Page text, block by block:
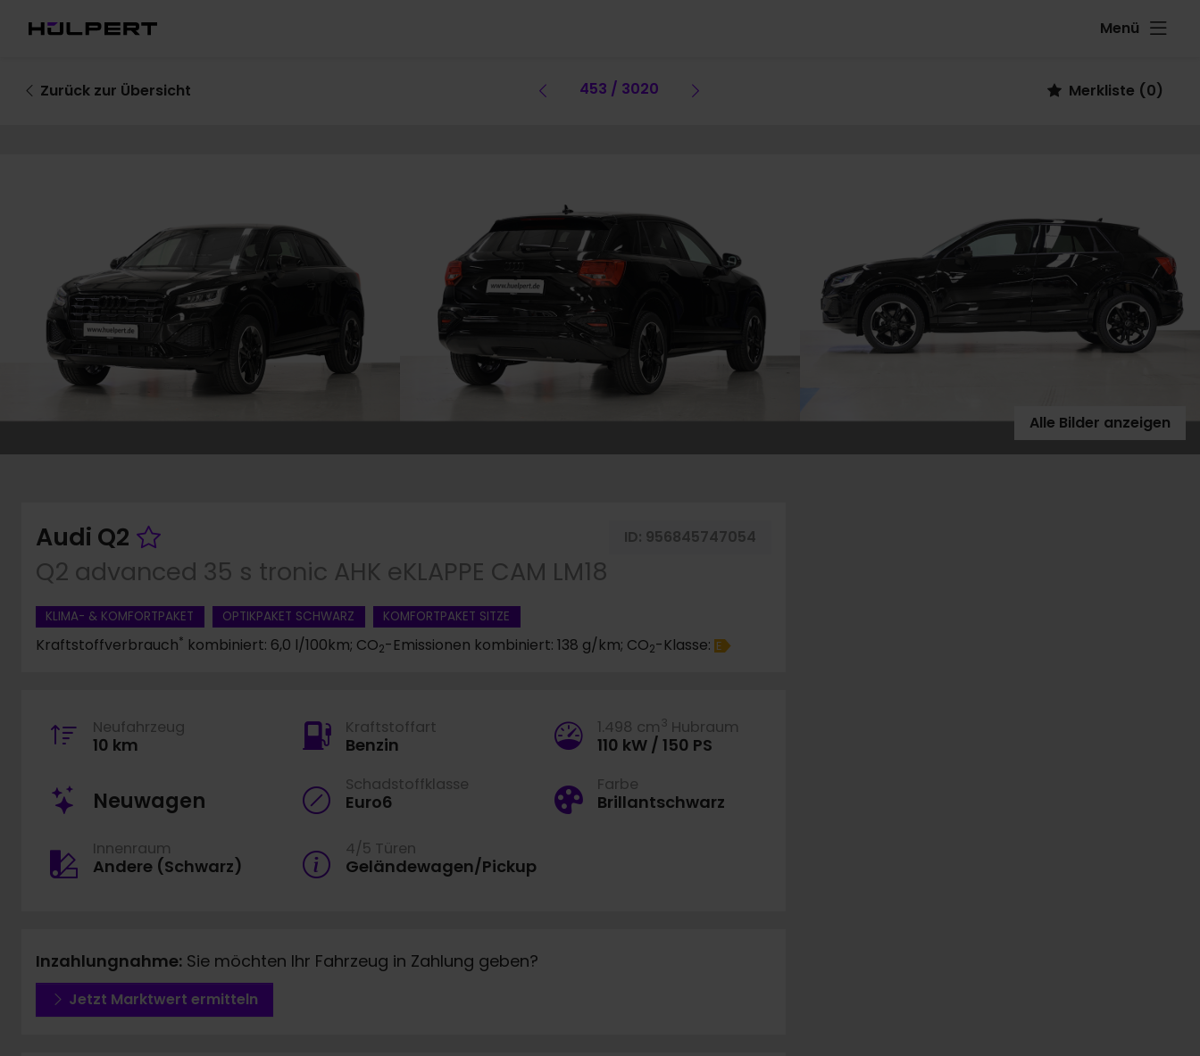
Menü
Zurück zur Übersicht Vorheriges Fahrzeug
453 / 3020 Merkliste (0)
Alle Bilder anzeigen
Audi Q2 Fahrzeug merken ID: 956845747054
Q2 advanced 35 s tronic AHK eKLAPPE CAM LM18
KLIMA- & KOMFORTPAKET OPTIKPAKET SCHWARZ KOMFORTPAKET SITZE
Kraftstoffverbrauch* kombiniert: 6,0 l/100km; CO2-Emissionen kombiniert: 138 g/km; CO2-Klasse: E
Neufahrzeug
10 km
Kraftstoffart
Benzin
1.498 cm 3 Hubraum
110 kW / 150 PS
Neuwagen
Schadstoffklasse
Euro6
Farbe
Brillantschwarz
Innenraum
Andere (Schwarz)
4/5 Türen
Geländewagen/Pickup
Inzahlungnahme: Sie möchten Ihr Fahrzeug in Zahlung geben?
Jetzt Marktwert ermitteln